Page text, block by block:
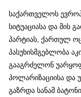
საქართველოს
სიტუაციასა და მის
პარტიას, ქართულ
პასუხისმგებლობა
გააგრძელონ
პოლარიზაციისა და
გაზრდა სანამ